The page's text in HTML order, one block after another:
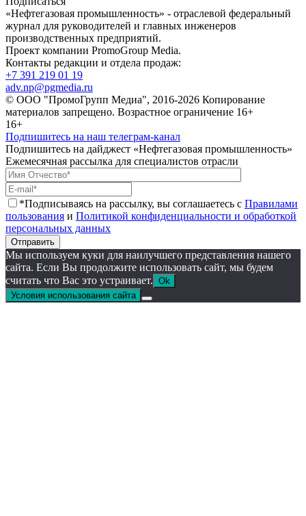
«Нефтегазовая промышленность» - отраслевой федеральный
журнал для руководителей и главных инженеров
производственных предприятий.
Проект компании PromoGroup Media.
Контакты редакции и отдела продаж:
+7 391 219 01 19
adv.np@pgmedia.ru
© ООО "ПромоГрупп Медиа", 2016-2026 Копирование
материалов запрещено. Возрастное ограничение 16+
16+
Подпишитесь на наш телеграм-канал
Подпишитесь на дайджест «Нефтегазовая промышленность»
Ежемесячная рассылка для специалистов отрасли
*Подписываясь на рассылку, вы соглашаетесь с Правилами
пользования и Политикой конфиденциальности и обработкой
персональных данных
Отправить
Мы используем куки для наилучшего представления нашего
сайта. Если Вы продолжите использовать сайт, мы будем
считать что Вас это устраивает. Ok
Условия использования сайта